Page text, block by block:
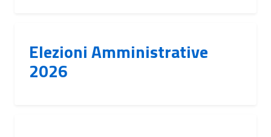
Elezioni Amministrative
2026